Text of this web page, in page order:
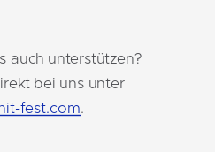
auch unterstützen?
bei uns unter
fest.com.